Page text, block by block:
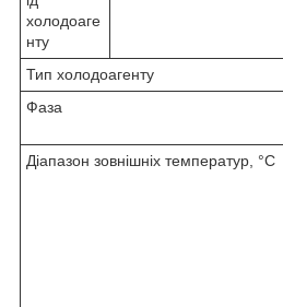
холодоаге
нту
Тип холодоагенту
Фаза
Діапазон зовнішніх температур, °C